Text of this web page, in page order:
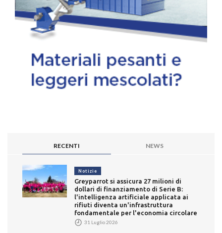
RECENTI NEWS
Notizie
Greyparrot si assicura 27 milioni di
dollari di finanziamento di Serie B:
l'intelligenza artificiale applicata ai
rifiuti diventa un'infrastruttura
fondamentale per l'economia circolare
31 Luglio 2026